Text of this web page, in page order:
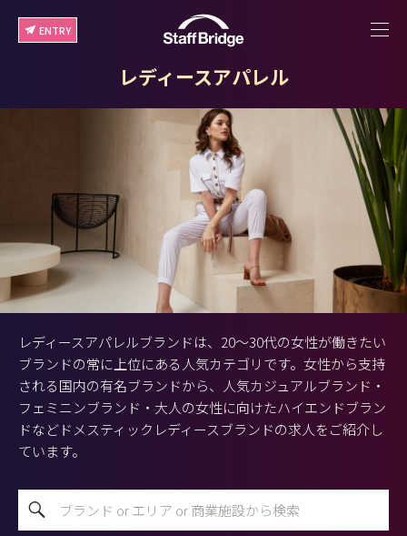
ENTRY
レディースアパレル
レディースアパレルブランドは、20〜30代の女性が働きたい
ブランドの常に上位にある人気カテゴリです。女性から支持
される国内の有名ブランドから、人気カジュアルブランド・
フェミニンブランド・大人の女性に向けたハイエンドブラン
ドなどドメスティックレディースブランドの求人をご紹介し
ています。